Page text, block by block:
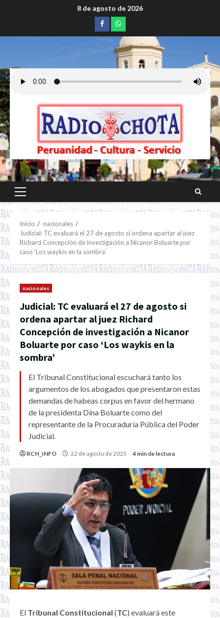
8 de agosto de 2026
Facebookwhatsapp
Menú
principal
Inicio
nacionales
Judicial: TC evaluará el 27 de agosto si ordena apartar al juez
Richard Concepción de investigación a Nicanor Boluarte por
caso ‘Los waykis en la sombra’
nacionales
Judicial: TC evaluará el 27 de agosto si
ordena apartar al juez Richard
Concepción de investigación a Nicanor
Boluarte por caso ‘Los waykis en la
sombra’
El Tribunal Constitucional escuchará tanto los
argumentos de los abogados que presentaron estas
demandas de habeas corpus en favor del hermano
de la presidenta Dina Boluarte como del
representante de la Procuraduría Pública del Poder
Judicial.
RCH_INFO 22 de agosto de 2025 4 min de lectura
El Tribunal Constitucional (TC) evaluará este